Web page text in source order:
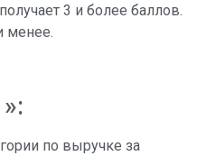
3 и более баллов.
менее.
по выручке за